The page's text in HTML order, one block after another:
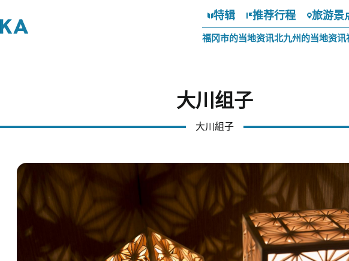
特辑 推荐行程 旅游景
福冈市的当地资讯北九州的当地资讯
大川组子
大川組子